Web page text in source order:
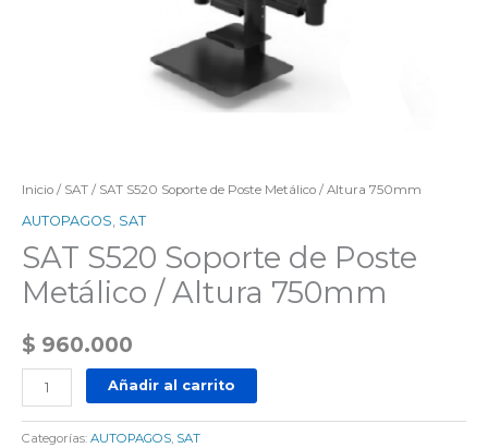
Inicio / SAT / SAT S520 Soporte de Poste Metálico / Altura 750mm
AUTOPAGOS SAT
SAT S520 Soporte de Poste
Metálico / Altura 750mm
$ 960.000
Añadir al carrito
Categorías: AUTOPAGOS, SAT